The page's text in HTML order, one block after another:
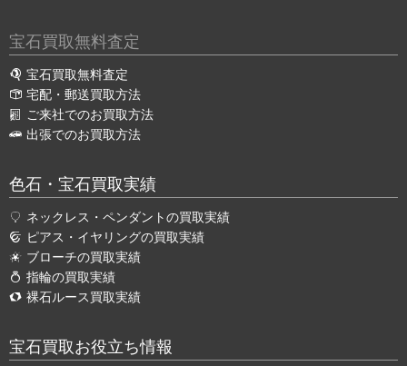
宝石買取無料査定
宝石買取無料査定
宅配・郵送買取方法
ご来社でのお買取方法
出張でのお買取方法
色石・宝石買取実績
ネックレス・ペンダントの買取実績
ピアス・イヤリングの買取実績
ブローチの買取実績
指輪の買取実績
裸石ルース買取実績
宝石買取お役立ち情報